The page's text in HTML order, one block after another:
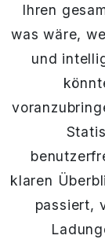
Ihren
was wäre,
und
klaren
passiert,